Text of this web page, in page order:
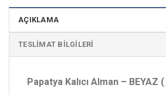
AÇIKLAMA
TESLIMAT BILGILERI
Papatya Kalıcı Alman – BEYAZ